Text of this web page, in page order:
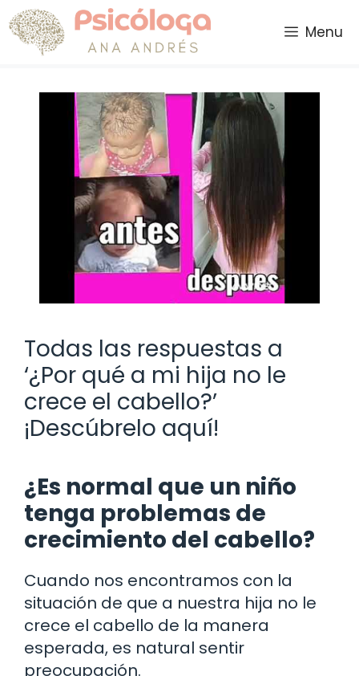
Saltar
al
contenido
Menu
Todas las respuestas a
‘¿Por qué a mi hija no le
crece el cabello?’
¡Descúbrelo aquí!
¿Es normal que un niño
tenga problemas de
crecimiento del cabello?
Cuando nos encontramos con la
situación de que a nuestra hija no le
crece el cabello de la manera
esperada, es natural sentir
preocupación.